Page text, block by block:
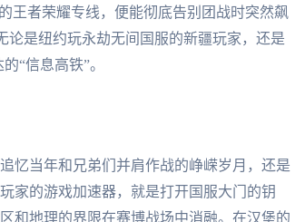
王者荣耀专线，便能彻底告别团战时突然飙
论是纽约玩永劫无间国服的新疆玩家，还是
“信息高铁”。
忆当年和兄弟们并肩作战的峥嵘岁月，还是
家的游戏加速器，就是打开国服大门的钥
和地理的界限在赛博战场中消融。在汉堡的